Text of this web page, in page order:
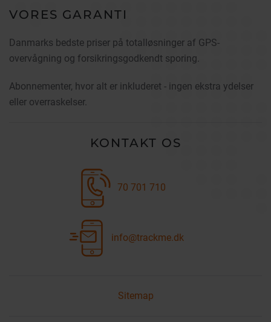
VORES GARANTI
Danmarks bedste priser på totalløsninger af GPS-
overvågning og forsikringsgodkendt sporing.
Abonnementer, hvor alt er inkluderet - ingen ekstra ydelser
eller overraskelser.
KONTAKT OS
70 701 710
info@trackme.dk
Sitemap